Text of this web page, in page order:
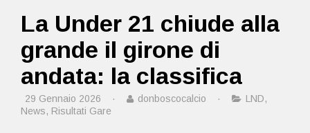
La Under 21 chiude alla
grande il girone di
andata: la classifica
29 Gennaio 2026 · donboscocalcio · LND,
News, Risultati Gare